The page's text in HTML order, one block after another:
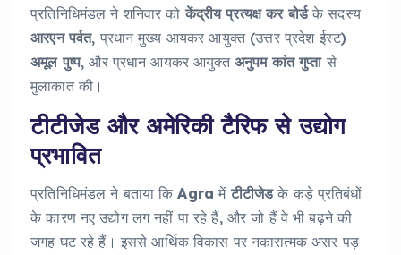
प्रतिनिधिमंडल ने शनिवार कोकेंद्रीय प्रत्यक्ष कर बोर्डके सदस्य
आरएन पर्वत, प्रधान मुख्य आयकर आयुक्त (उत्तर प्रदेश ईस्ट)
अमूल पुष्प, और प्रधान आयकर आयुक्त अनुपम कांत गुप्तासे
मुलाकात की।
टीटीजेड और अमेरिकी टैरिफ से उद्योग
प्रभावित
प्रतिनिधिमंडल ने बताया किAgra मेंटीटीजेडके कड़े प्रतिबंधों
के कारण नए उद्योग लग नहीं पा रहे हैं, और जो हैं वे भी बढ़ने की
जगह घट रहे हैं। इससे आर्थिक विकास पर नकारात्मक असर पड़